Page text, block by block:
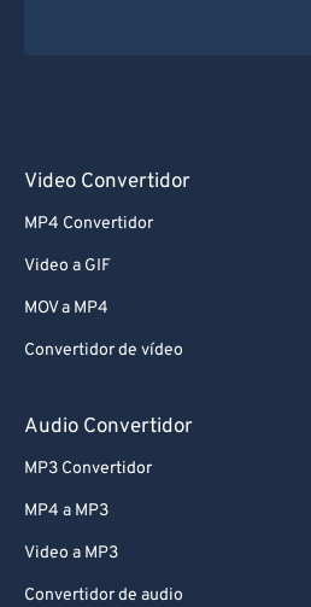
Video Convertidor
MP4 Convertidor
Video a GIF
MOV a MP4
Convertidor de vídeo
Audio Convertidor
MP3 Convertidor
MP4 a MP3
Video a MP3
Convertidor de audio